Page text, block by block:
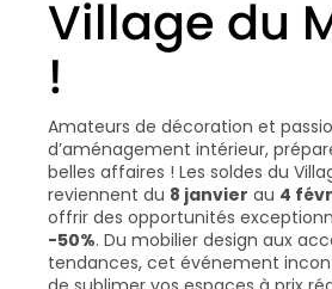
Village du
!
Amateurs de décoration et
d’aménagement intérieur,
belles affaires ! Les soldes du
reviennent du 8 janvier au 4
offrir des opportunités
-50%. Du mobilier design aux
tendances, cet événement